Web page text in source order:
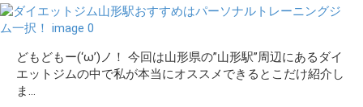
どもどもー(‘ω’)ノ！ 今回は山形県の”山形駅”周辺にあるダイ
エットジムの中で私が本当にオススメできるとこだけ紹介し
ま...